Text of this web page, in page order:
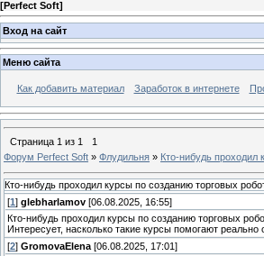
[Perfect Soft]
Вход на сайт
Меню сайта
Как добавить материал Заработок в интернете
Страница 1 из 1
1
Форум Perfect Soft » Флудильня » Кто-нибудь проходил
Кто-нибудь проходил курсы по созданию торговых
[1 ] glebharlamov [06.08.2025, 16:55]
Кто-нибудь проходил курсы по созданию торговых
Интересует, насколько такие курсы помогают
[2] GromovaElena [06.08.2025, 17:01]